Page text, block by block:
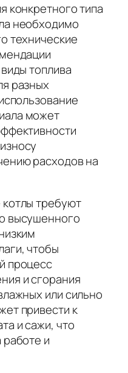
конкретного типа
необходимо
технические
топлива
разных
может
расходов на
требуют
высушенного
чтобы
процесс
и сгорания
или сильно
привести к
и сажи, что
работе и